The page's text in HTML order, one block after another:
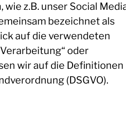
z.B. unser Social
bezeichnet als
auf die verwendeten
oder
wir auf die Definitionen
(DSGVO).